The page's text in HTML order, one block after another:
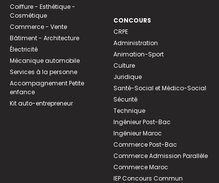
Coiffure - Esthétique -
Cosmétique
Commerce - Vente
Bâtiment - Architecture
Électricité
Mécanique automobile
Services à la personne
Accompagnement Petite
enfance
Kit auto-entrepreneur
CONCOURS
CRPE
Administration
Animation-Sport
Culture
Juridique
Santé-Social et Médico-Social
Sécurité
Technique
Ingénieur Post-Bac
Ingénieur Maroc
Commerce Post-Bac
Commerce Admission Parallèle
Commerce Maroc
IEP Concours Commun